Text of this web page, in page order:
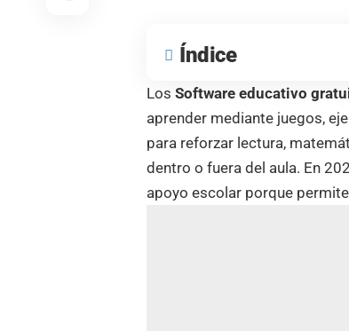
Índice
LosSoftware educativo
aprender mediante juegos,
para reforzar lectura,
dentro o fuera del aula. En
apoyo escolar porque